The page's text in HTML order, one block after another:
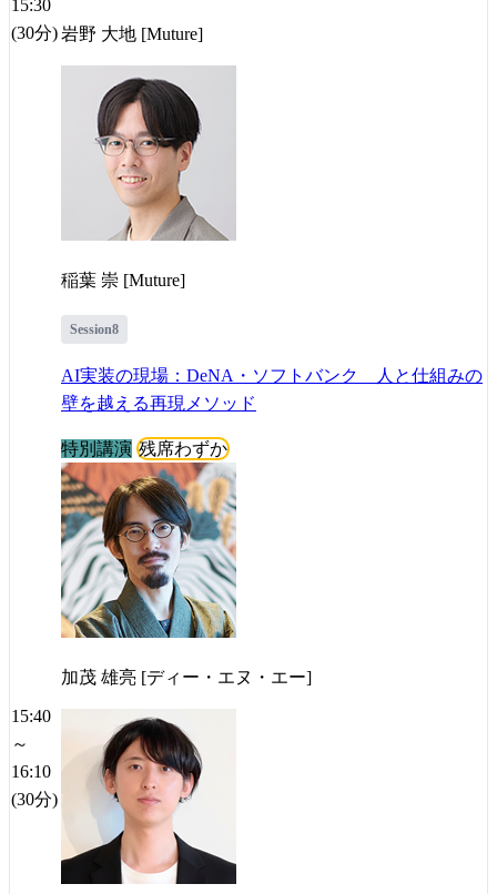
15:30
(30分)岩野 大地 [Muture]
稲葉 崇 [Muture]
15:40
～
16:10
(30分)
Session8
AI実装の現場：DeNA・ソフトバンク 人と仕組みの
壁を越える再現メソッド
特別講演 残席わずか
加茂 雄亮 [ディー・エヌ・エー]